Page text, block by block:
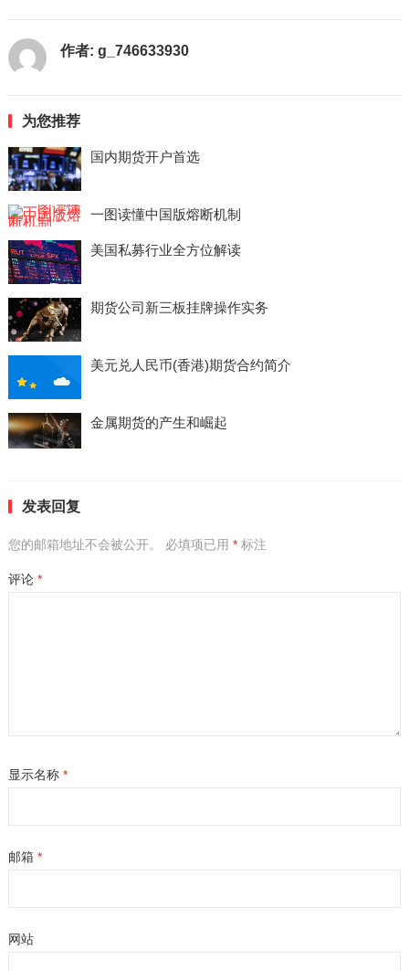
作者: g_746633930
为您推荐
国内期货开户首选
一图读懂中国版熔断机制
美国私募行业全方位解读
期货公司新三板挂牌操作实务
美元兑人民币(香港)期货合约简介
金属期货的产生和崛起
发表回复
您的邮箱地址不会被公开。 必填项已用 *标注
评论 *
显示名称 *
邮箱 *
网站